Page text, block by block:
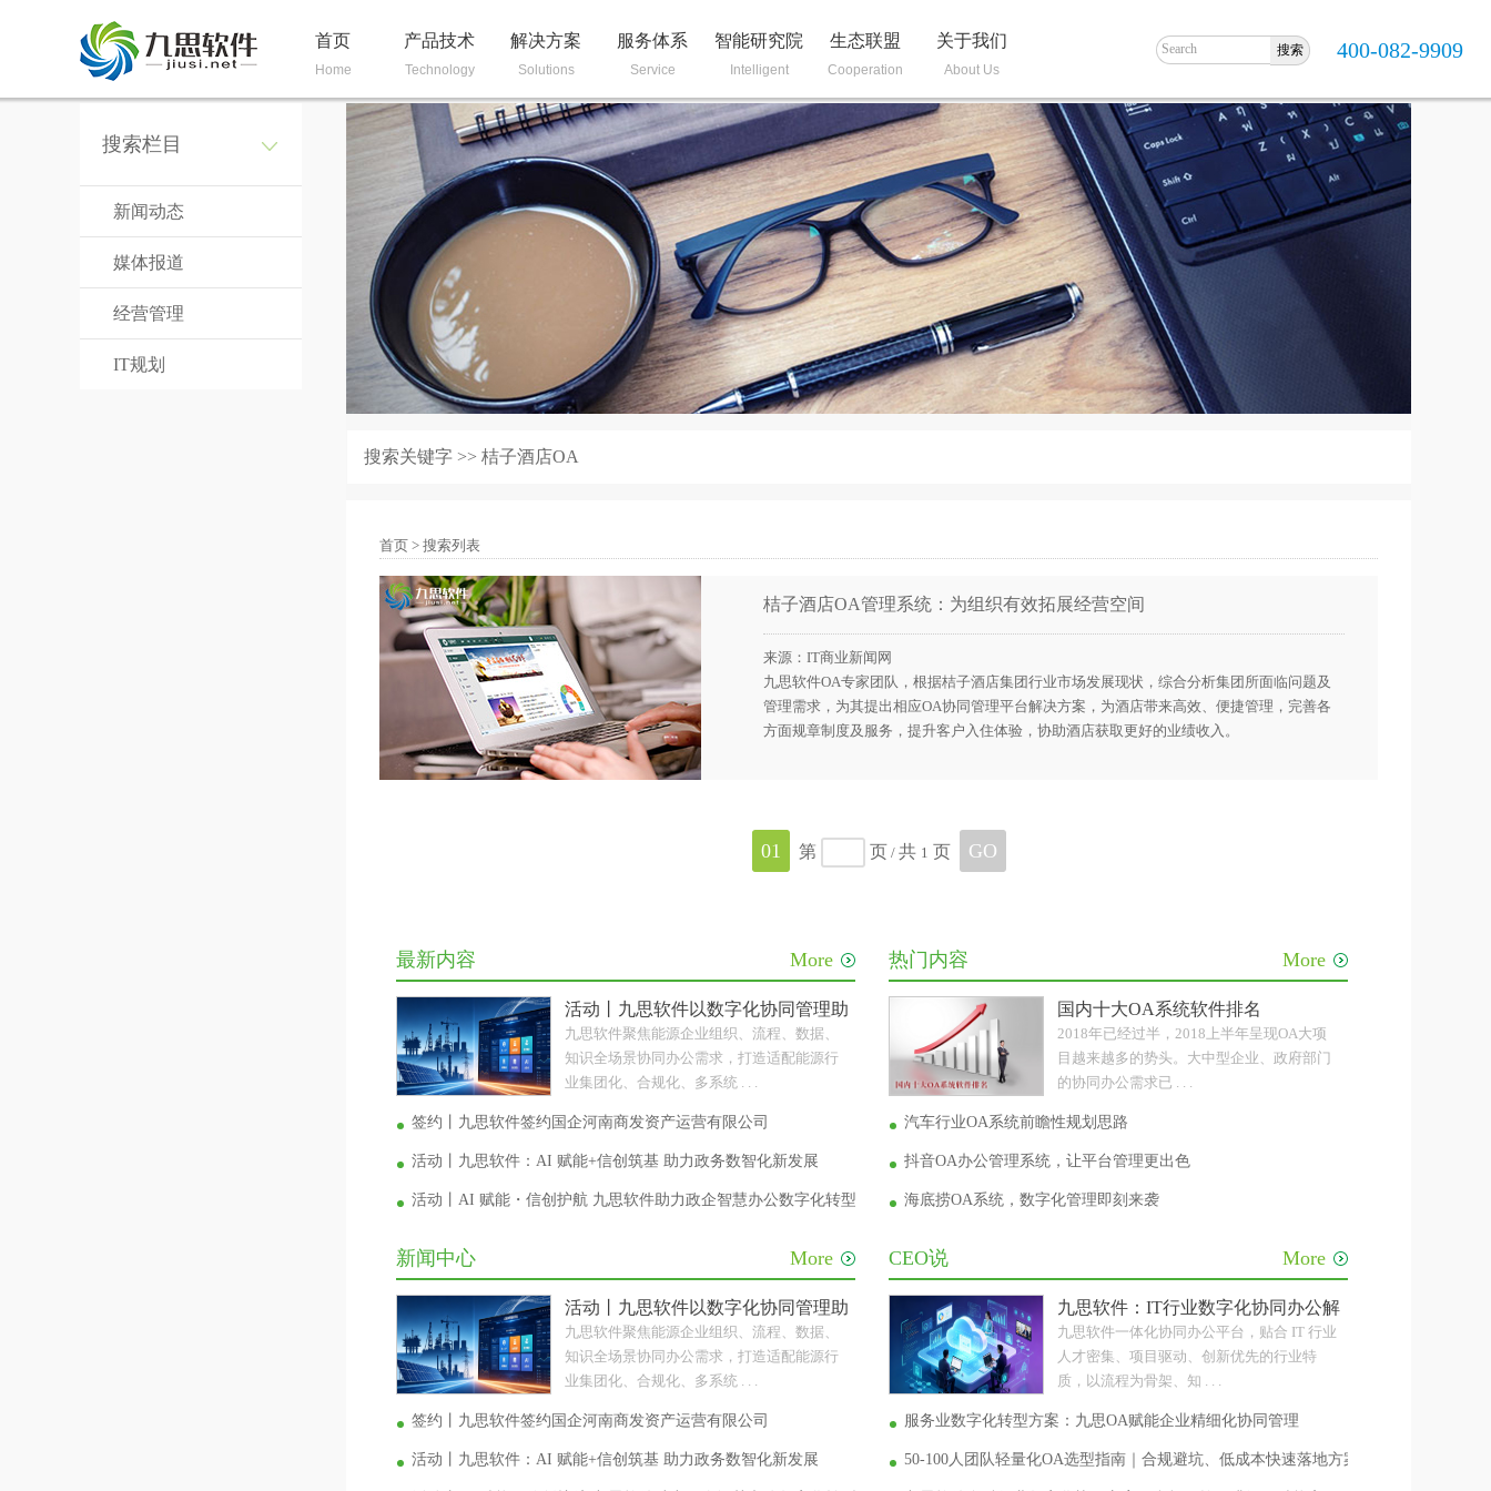
首页
Home
产品技术
Technology
解决方案
Solutions
服务体系
Service
智能研究院
Intelligent
生态联盟
Cooperation
关于我们
About Us
400-082-9909
搜索栏目
新闻动态
媒体报道
经营管理
IT规划
搜索关键字 >> 桔子酒店OA
首页 > 搜索列表
桔子酒店OA管理系统：为组织有效拓展经营空间
来源：IT商业新闻网
九思软件OA专家团队，根据桔子酒店集团行业市场发展现状，综合分析集团所面临问题及
管理需求，为其提出相应OA协同管理平台解决方案，为酒店带来高效、便捷管理，完善各
方面规章制度及服务，提升客户入住体验，协助酒店获取更好的业绩收入。
01 第 页 / 共 1 页 GO
最新内容 More
活动丨九思软件以数字化协同管理助力能源企业转型升级
九思软件聚焦能源企业组织、流程、数据、
知识全场景协同办公需求，打造适配能源行
业集团化、合规化、多系统 . . .
签约丨九思软件签约国企河南商发资产运营有限公司
活动丨九思软件：AI 赋能+信创筑基 助力政务数智化新发展
活动丨AI 赋能・信创护航 九思软件助力政企智慧办公数字化转型
热门内容 More
国内十大OA系统软件排名
2018年已经过半，2018上半年呈现OA大项
目越来越多的势头。大中型企业、政府部门
的协同办公需求已 . . .
汽车行业OA系统前瞻性规划思路
抖音OA办公管理系统，让平台管理更出色
海底捞OA系统，数字化管理即刻来袭
新闻中心 More
活动丨九思软件以数字化协同管理助力能源企业转型升级
九思软件聚焦能源企业组织、流程、数据、
知识全场景协同办公需求，打造适配能源行
业集团化、合规化、多系统 . . .
签约丨九思软件签约国企河南商发资产运营有限公司
活动丨九思软件：AI 赋能+信创筑基 助力政务数智化新发展
CEO说 More
九思软件：IT行业数字化协同办公解决方案
九思软件一体化协同办公平台，贴合 IT 行业
人才密集、项目驱动、创新优先的行业特
质，以流程为骨架、知 . . .
服务业数字化转型方案：九思OA赋能企业精细化协同管理
50-100人团队轻量化OA选型指南｜合规避坑、低成本快速落地方案